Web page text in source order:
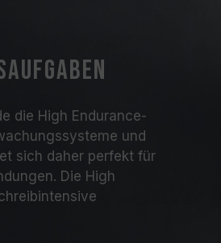
die High Endurance-
und
sich daher perfekt für
Die High